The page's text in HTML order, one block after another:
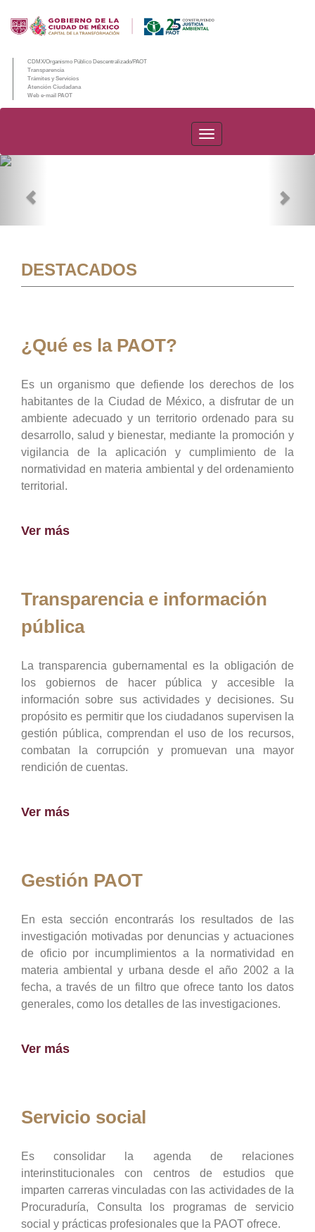
CDMX/Organismo Público Descentralizado/PAOT
Transparencia
Trámites y Servicios
Atención Ciudadana
Web e-mail PAOT
PAOT
DESTACADOS
¿Qué es la PAOT?
Es un organismo que defiende los derechos de los
habitantes de la Ciudad de México, a disfrutar de un
ambiente adecuado y un territorio ordenado para su
desarrollo, salud y bienestar, mediante la promoción y
vigilancia de la aplicación y cumplimiento de la
normatividad en materia ambiental y del ordenamiento
territorial.
Ver más
Transparencia e información
pública
La transparencia gubernamental es la obligación de
los gobiernos de hacer pública y accesible la
información sobre sus actividades y decisiones. Su
propósito es permitir que los ciudadanos supervisen la
gestión pública, comprendan el uso de los recursos,
combatan la corrupción y promuevan una mayor
rendición de cuentas.
Ver más
Gestión PAOT
En esta sección encontrarás los resultados de las
investigación motivadas por denuncias y actuaciones
de oficio por incumplimientos a la normatividad en
materia ambiental y urbana desde el año 2002 a la
fecha, a través de un filtro que ofrece tanto los datos
generales, como los detalles de las investigaciones.
Ver más
Servicio social
Es consolidar la agenda de relaciones
interinstitucionales con centros de estudios que
imparten carreras vinculadas con las actividades de la
Procuraduría, Consulta los programas de servicio
social y prácticas profesionales que la PAOT ofrece.